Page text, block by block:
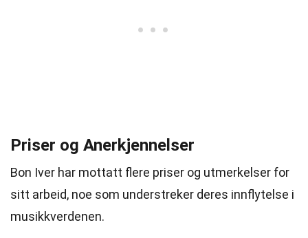
Priser og Anerkjennelser
Bon Iver har mottatt flere priser og utmerkelser for
sitt arbeid, noe som understreker deres innflytelse i
musikkverdenen.